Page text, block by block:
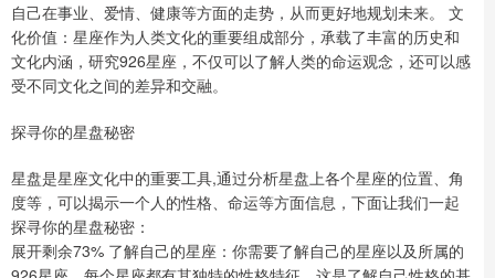
自己在事业、爱情、健康等方面的走势，从而更好地规划未来。 文
化价值：星座作为人类文化的重要组成部分，承载了丰富的历史和
文化内涵，研究926星座，不仅可以了解人类的命运观念，还可以感
受不同文化之间的差异和交融。
探寻你的星盘秘密
星盘是星座文化中的重要工具,通过分析星盘上各个星座的位置、角
度等，可以揭示一个人的性格、命运等方面信息，下面让我们一起
探寻你的星盘秘密：
展开剩余73% 了解自己的星座：你需要了解自己的星座以及所属的